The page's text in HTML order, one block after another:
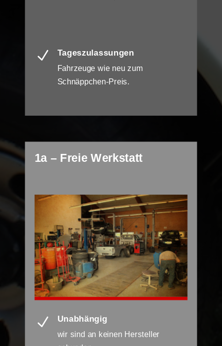
N Tageszulassungen
Fahrzeuge wie neu zum
Schnäppchen-Preis.
1a – Freie Werkstatt
N Unabhängig
wir sind an keinen Hersteller